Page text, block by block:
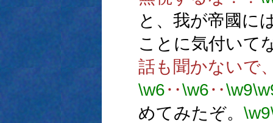
と、我が帝國に
ことに気付いて
話も聞かないで
\w6‥\w6‥\w9
めてみたぞ。 \w9